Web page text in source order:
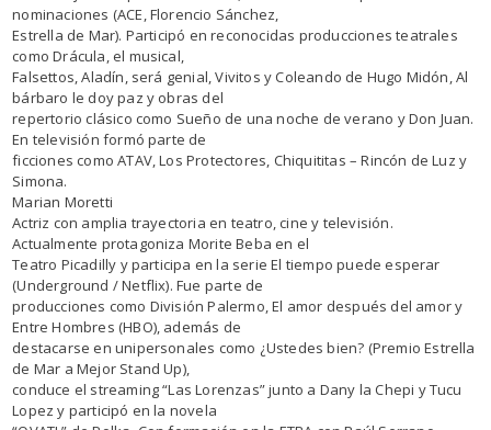
nominaciones (ACE, Florencio Sánchez,
Estrella de Mar). Participó en reconocidas producciones teatrales
como Drácula, el musical,
Falsettos, Aladín, será genial, Vivitos y Coleando de Hugo Midón, Al
bárbaro le doy paz y obras del
repertorio clásico como Sueño de una noche de verano y Don Juan.
En televisión formó parte de
ficciones como ATAV, Los Protectores, Chiquititas – Rincón de Luz y
Simona.
Marian Moretti
Actriz con amplia trayectoria en teatro, cine y televisión.
Actualmente protagoniza Morite Beba en el
Teatro Picadilly y participa en la serie El tiempo puede esperar
(Underground / Netflix). Fue parte de
producciones como División Palermo, El amor después del amor y
Entre Hombres (HBO), además de
destacarse en unipersonales como ¿Ustedes bien? (Premio Estrella
de Mar a Mejor Stand Up),
conduce el streaming “Las Lorenzas” junto a Dany la Chepi y Tucu
Lopez y participó en la novela